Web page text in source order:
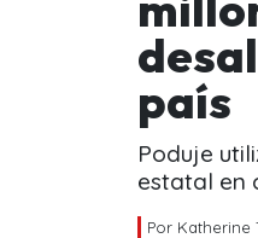
país
Poduje
estatal en
Por Katherine